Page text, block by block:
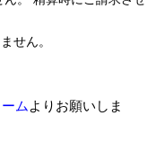
せん。
ムよりお願いしま